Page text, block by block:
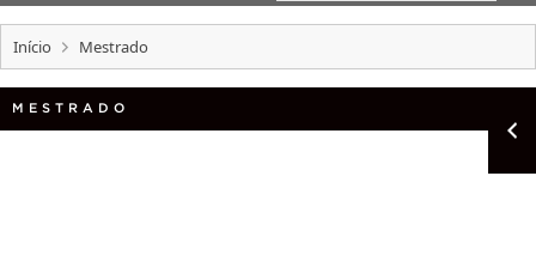
EDITAIS
Início Mestrado
MESTRADO